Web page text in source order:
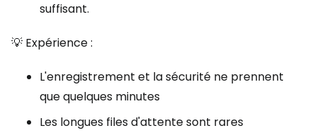
suffisant.
💡 Expérience :
L'enregistrement et la sécurité ne prennent
que quelques minutes
Les longues files d'attente sont rares